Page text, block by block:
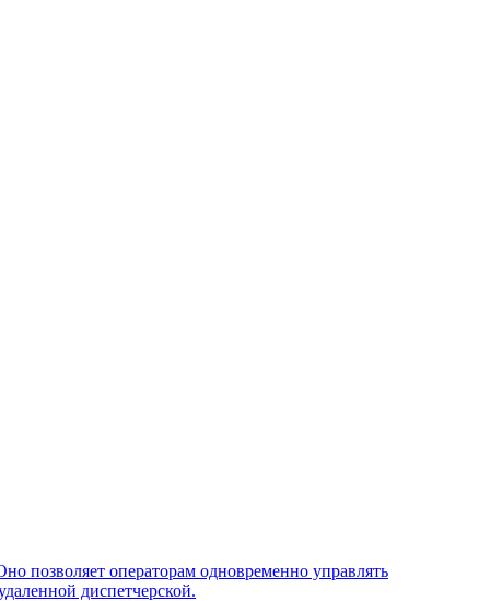
позволяет операторам одновременно управлять
диспетчерской.